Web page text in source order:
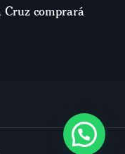
Cruz comprará